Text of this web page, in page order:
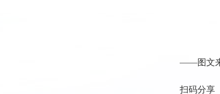
——图文
扫码分享